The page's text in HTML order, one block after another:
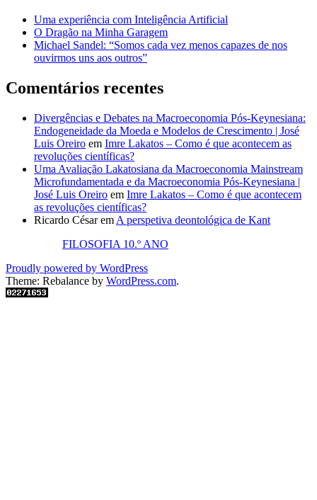
Uma experiência com Inteligência Artificial
O Dragão na Minha Garagem
Michael Sandel: “Somos cada vez menos capazes de nos
ouvirmos uns aos outros”
Comentários recentes
Divergências e Debates na Macroeconomia Pós-Keynesiana:
Endogeneidade da Moeda e Modelos de Crescimento | José
Luis Oreiro em Imre Lakatos – Como é que acontecem as
revoluções científicas?
Uma Avaliação Lakatosiana da Macroeconomia Mainstream
Microfundamentada e da Macroeconomia Pós-Keynesiana |
José Luis Oreiro em Imre Lakatos – Como é que acontecem
as revoluções científicas?
Ricardo Césarem A perspetiva deontológica de Kant
FILOSOFIA 10.º ANO
Proudly powered by WordPress
Theme: Rebalance by WordPress.com.